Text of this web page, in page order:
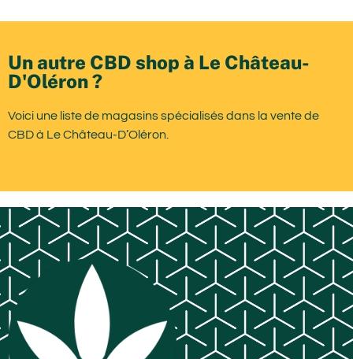
Un autre CBD shop à Le Château-
D'Oléron ?
Voici une liste de magasins spécialisés dans la vente de
CBD à Le Château-D’Oléron.